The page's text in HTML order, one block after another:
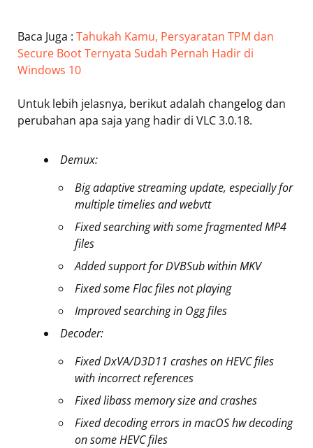
Baca Juga : Tahukah Kamu, Persyaratan TPM dan
Secure Boot Ternyata Sudah Pernah Hadir di
Windows 10
Untuk lebih jelasnya, berikut adalah changelog dan
perubahan apa saja yang hadir di VLC 3.0.18.
Demux:
Big adaptive streaming update, especially for
multiple timelies and webvtt
Fixed searching with some fragmented MP4
files
Added support for DVBSub within MKV
Fixed some Flac files not playing
Improved searching in Ogg files
Decoder:
Fixed DxVA/D3D11 crashes on HEVC files
with incorrect references
Fixed libass memory size and crashes
Fixed decoding errors in macOS hw decoding
on some HEVC files